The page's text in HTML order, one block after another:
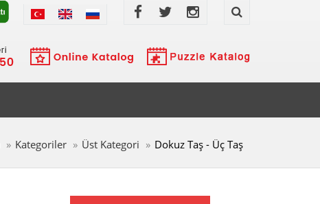
Kategoriler Üst Kategori Dokuz Taş - Üç Taş